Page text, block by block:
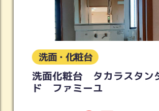
洗面・化粧台
洗面化粧台 タカラスタンダー
ド ファミーユ